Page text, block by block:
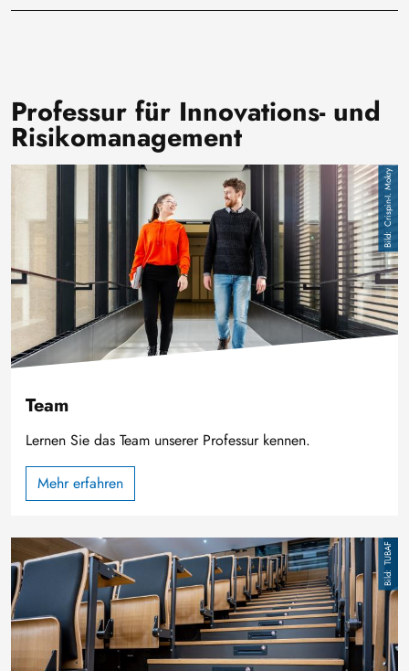
Professur für Innovations- und
Risikomanagement
Crispin-I. Mokry
Team
Lernen Sie das Team unserer Professur kennen.
Mehr erfahren
Bild TUBAF